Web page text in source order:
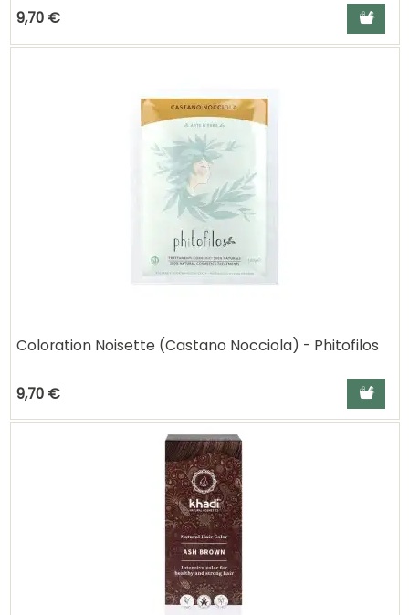
9,70 €
Ajouter
Coloration Noisette (Castano Nocciola) - Phitofilos
9,70 € Ajouter